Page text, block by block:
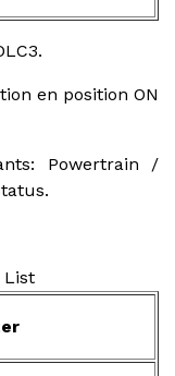
en position ON
Powertrain /
List